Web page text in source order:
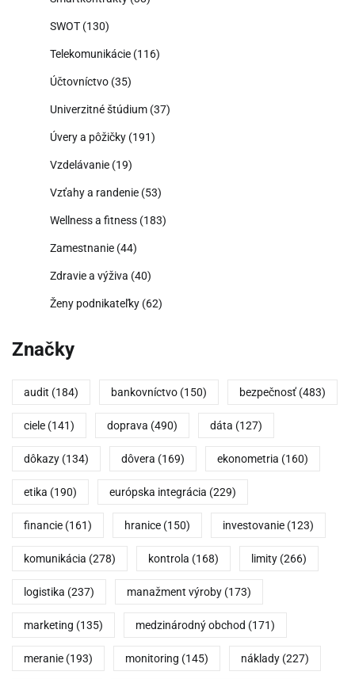
SWOT (130)
Telekomunikácie (116)
Účtovníctvo (35)
Univerzitné štúdium (37)
Úvery a pôžičky (191)
Vzdelávanie (19)
Vzťahy a randenie (53)
Wellness a fitness (183)
Zamestnanie (44)
Zdravie a výživa (40)
Ženy podnikateľky (62)
Značky
audit (184) bankovníctvo (150) bezpečnosť (483)
ciele (141) doprava (490) dáta (127)
dôkazy (134) dôvera (169) ekonometria (160)
etika (190) európska integrácia (229)
financie (161) hranice (150) investovanie (123)
komunikácia (278) kontrola (168) limity (266)
logistika (237) manažment výroby (173)
marketing (135) medzinárodný obchod (171)
meranie (193) monitoring (145) náklady (227)